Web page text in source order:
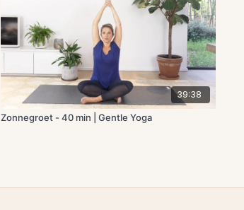
39:38
Zonnegroet - 40 min | Gentle Yoga